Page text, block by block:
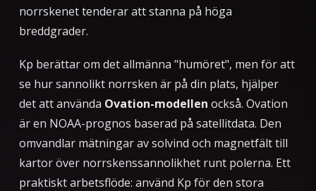
norrskenet tenderar att stanna på höga
breddgrader.
Kp berättar om det allmänna "humöret", men för att
se hur sannolikt norrsken är på din plats, hjälper
det att använda Ovation-modellen också. Ovation
är en NOAA-prognos baserad på satellitdata. Den
omvandlar mätningar av solvind och magnetfält till
kartor över norrskenssannolikhet runt polerna. Ett
praktiskt arbetsflöde: använd Kp för den stora